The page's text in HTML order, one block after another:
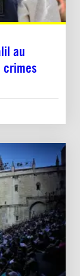
au
crimes